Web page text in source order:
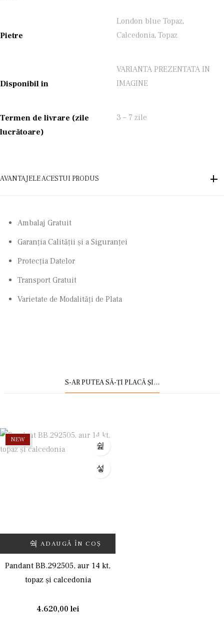
Pietre
London blue Topaz,
Calcedonia, Topaz
Disponibil in
VARIANTA PREZENTATA IN
IMAGINE
Termen de livrare (zile
lucrătoare)
3 – 7 zile
AVANTAJELE ACESTUI PRODUS
Ambalaj Gratuit
Garanţia Calităţii şi a Siguranţei
Protecţia Datelor
Transport Gratuit
Varietate de Modalităţi de Plata
S-AR PUTEA SĂ-ȚI PLACĂ ȘI…
NEW
ADAUGĂ ÎN COȘ
Pandant BB.292505, aur 14 kt,
topaz și calcedonia
4.620,00 lei